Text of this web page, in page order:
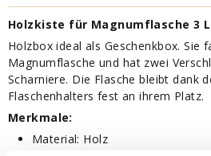
Holzkiste für Magnumflasche 3 L
Holzbox ideal als Geschenkbox. Sie
Magnumflasche und hat zwei
Scharniere. Die Flasche bleibt dank
Flaschenhalters fest an ihrem Platz.
Merkmale:
Material: Holz